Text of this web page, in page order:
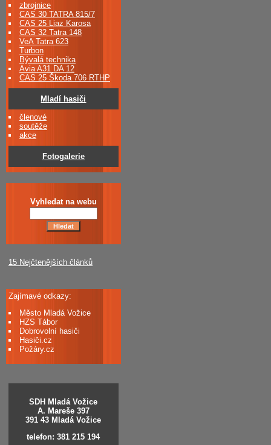
zbrojnice
CAS 30 TATRA 815/7
CAS 25 Liaz Karosa
CAS 32 Tatra 148
VeA Tatra 623
Turbon
Bývalá technika
Avia A31 DA 12
CAS 25 Škoda 706 RTHP
Mladí hasiči
členové
soutěže
akce
Fotogalerie
Vyhledat na webu
15 Nejčtenějších článků
Zajímavé odkazy:
Město Mladá Vožice
HZS Tábor
Dobrovolní hasiči
Hasiči.cz
Požáry.cz
SDH Mladá Vožice
A. Mareše 397
391 43 Mladá Vožice
telefon: 381 215 194